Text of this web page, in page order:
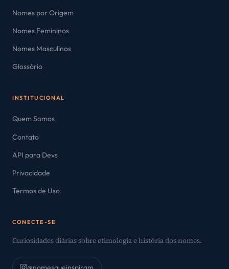
Nomes por Origem
Nomes Femininos
Nomes Masculinos
Glossário
INSTITUCIONAL
Quem Somos
Contato
API para Devs
Privacidade
Termos de Uso
CONECTE-SE
Curiosidades diárias sobre etimologia e história dos nomes.